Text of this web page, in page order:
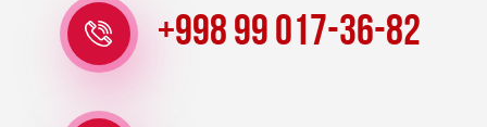
+998 99 017-36-82